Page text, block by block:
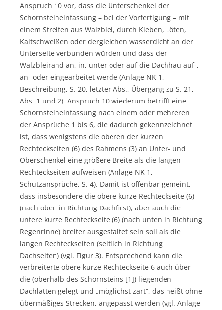
Anspruch 10 vor, dass die Unterschenkel der
Schornsteineinfassung – bei der Vorfertigung – mit
einem Streifen aus Walzblei, durch Kleben, Löten,
Kaltschweißen oder dergleichen wasserdicht an der
Unterseite verbunden würden und dass der
Walzbleirand an, in, unter oder auf die Dachhau auf-,
an- oder eingearbeitet werde (Anlage NK 1,
Beschreibung, S. 20, letzter Abs., Übergang zu S. 21,
Abs. 1 und 2). Anspruch 10 wiederum betrifft eine
Schornsteineinfassung nach einem oder mehreren
der Ansprüche 1 bis 6, die dadurch gekennzeichnet
ist, dass wenigstens die oberen der kurzen
Rechteckseiten (6) des Rahmens (3) an Unter- und
Oberschenkel eine größere Breite als die langen
Rechteckseiten aufweisen (Anlage NK 1,
Schutzansprüche, S. 4). Damit ist offenbar gemeint,
dass insbesondere die obere kurze Rechteckseite (6)
(nach oben in Richtung Dachfirst), aber auch die
untere kurze Rechteckseite (6) (nach unten in Richtung
Regenrinne) breiter ausgestaltet sein soll als die
langen Rechteckseiten (seitlich in Richtung
Dachseiten) (vgl. Figur 3). Entsprechend kann die
verbreiterte obere kurze Rechteckseite 6 auch über
die (oberhalb des Schornsteins [1]) liegenden
Dachlatten gelegt und „möglichst zart“, das heißt ohne
übermäßiges Strecken, angepasst werden (vgl. Anlage